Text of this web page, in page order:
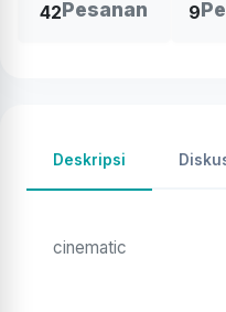
42Pesanan 9
Deskripsi
cinematic